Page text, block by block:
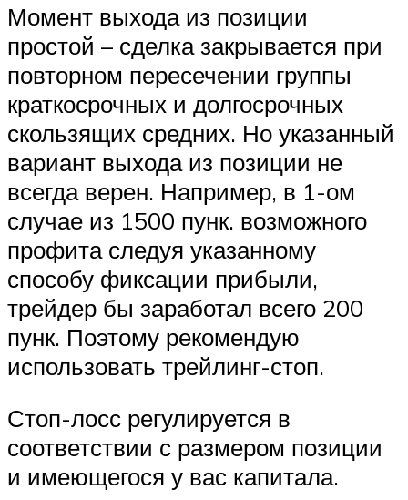
Момент выхода из позиции
простой – сделка закрывается при
повторном пересечении группы
краткосрочных и долгосрочных
скользящих средних. Но указанный
вариант выхода из позиции не
всегда верен. Например, в 1-ом
случае из 1500 пунк. возможного
профита следуя указанному
способу фиксации прибыли,
трейдер бы заработал всего 200
пунк. Поэтому рекомендую
использовать трейлинг-стоп.
Стоп-лосс регулируется в
соответствии с размером позиции
и имеющегося у вас капитала.